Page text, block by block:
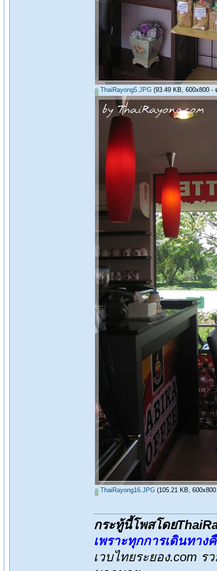
ThaiRayong5.JPG (93.49 KB, 600x800 -
ThaiRayong16.JPG (105.21 KB,
กระทู้นี้โพสโดย
เพราะทุกการเดินทาง
เวบไทยระยอง.com